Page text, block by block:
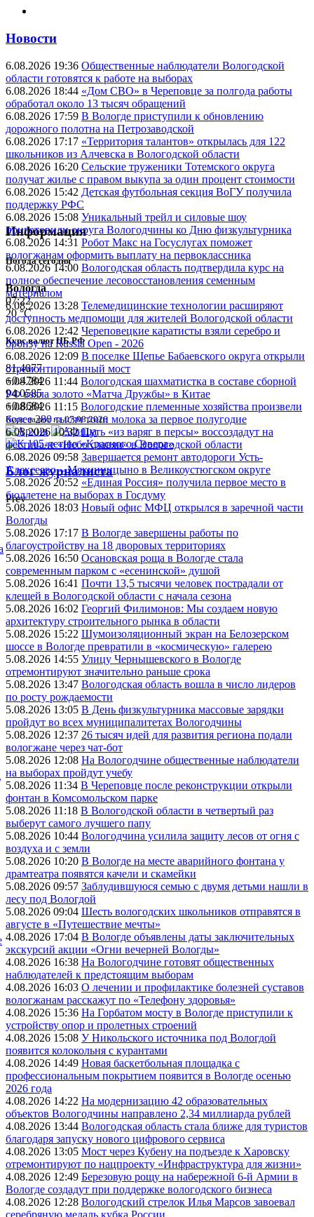
Новости
6.08.2026 19:36 Общественные наблюдатели Вологодской
области готовятся к работе на выборах
6.08.2026 18:44 «Дом СВО» в Череповце за полгода работы
обработал около 13 тысяч обращений
6.08.2026 17:59 В Вологде приступили к обновлению
дорожного полотна на Петрозаводской
6.08.2026 17:17 «Территория талантов» открылась для 122
школьников из Алчевска в Вологодской области
6.08.2026 16:20 Сельские труженики Тотемского округа
получат жилье с правом выкупа за один процент стоимости
6.08.2026 15:42 Детская футбольная секция ВоГУ получила
поддержку РФС
6.08.2026 15:08 Уникальный трейл и силовые шоу
приготовили округа Вологодчины ко Дню физкультурника
6.08.2026 14:31 Робот Макс на Госуслугах поможет
вологжанам оформить выплату на первоклассника
6.08.2026 14:00 Вологодская область подтвердила курс на
полное обеспечение лесовосстановления семенным
материалом
6.08.2026 13:28 Телемедицинские технологии расширяют
доступность медпомощи для жителей Вологодской области
6.08.2026 12:42 Череповецкие каратисты взяли серебро и
бронзу на Russia Open - 2026
6.08.2026 12:09 В поселке Щепье Бабаевского округа открыли
отремонтированный мост
6.08.2026 11:44 Вологодская шахматистка в составе сборной
РФ взяла золото «Матча Дружбы» в Китае
6.08.2026 11:15 Вологодские племенные хозяйства произвели
более 280 тысяч тонн молока за первое полугодие
6.08.2026 10:32 Путь «из варяг в персы» воссоздадут на
фестивале «Небо славян» в Вологодской области
6.08.2026 09:58 Завершается ремонт автодороги Усть-
Алексеево – Мякинницыно в Великоустюгском округе
5.08.2026 20:52 «Единая Россия» получила первое место в
бюллетене на выборах в Госдуму
5.08.2026 18:03 Новый офис МФЦ открылся в заречной части
Вологды
5.08.2026 17:17 В Вологде завершены работы по
благоустройству на 18 дворовых территориях
5.08.2026 16:50 Осановская роща в Вологде стала
современным парком с «есенинской» душой
5.08.2026 16:41 Почти 13,5 тысячи человек пострадали от
клещей в Вологодской области с начала сезона
5.08.2026 16:02 Георгий Филимонов: Мы создаем новую
архитектуру строительного рынка в области
5.08.2026 15:22 Шумоизоляционный экран на Белозерском
шоссе в Вологде превратили в «космическую» галерею
5.08.2026 14:55 Улицу Чернышевского в Вологде
отремонтируют значительно раньше срока
5.08.2026 13:47 Вологодская область вошла в число лидеров
по росту рождаемости
5.08.2026 13:05 В День физкультурника массовые зарядки
пройдут во всех муниципалитетах Вологодчины
5.08.2026 12:37 26 тысяч идей для развития региона подали
вологжане через чат-бот
5.08.2026 12:08 На Вологодчине общественные наблюдатели
на выборах пройдут учебу
5.08.2026 11:34 В Череповце после реконструкции открыли
фонтан в Комсомольском парке
5.08.2026 11:18 В Вологодской области в четвертый раз
выберут самого лучшего папу
5.08.2026 10:44 Вологодчина усилила защиту лесов от огня с
воздуха и с земли
5.08.2026 10:20 В Вологде на месте аварийного фонтана у
драмтеатра появятся качели и скамейки
5.08.2026 09:57 Заблудившуюся семью с двумя детьми нашли в
лесу под Вологдой
5.08.2026 09:04 Шесть вологодских школьников отправятся в
августе в «Путешествие мечты»
4.08.2026 17:04 В Вологде объявлены даты заключительных
экскурсий акции «Огни вечерней Вологды»
4.08.2026 16:38 На Вологодчине готовят общественных
наблюдателей к предстоящим выборам
4.08.2026 16:03 О лечении и профилактике болезней суставов
вологжанам расскажут по «Телефону здоровья»
4.08.2026 15:36 На Горбатом мосту в Вологде приступили к
устройству опор и пролетных строений
4.08.2026 15:08 У Никольского источника под Вологдой
появится колокольня с курантами
4.08.2026 14:49 Новая баскетбольная площадка с
профессиональным покрытием появится в Вологде осенью
2026 года
4.08.2026 14:22 На модернизацию 42 образовательных
объектов Вологодчины направлено 2,34 миллиарда рублей
4.08.2026 13:44 Вологодская область стала ближе для туристов
благодаря запуску нового цифрового сервиса
4.08.2026 13:05 Мост через Кубену на подъезде к Харовску
отремонтируют по нацпроекту «Инфраструктура для жизни»
4.08.2026 12:49 Березовую рощу на набережной 6-й Армии в
Вологде создадут при поддержке вологодского бизнеса
4.08.2026 12:28 Вологодский стрелок Илья Марсов завоевал
серебряную медаль кубка России
Информация
Погода сегодня
Вологда
07:22
20 °C
Курс валют ЦБ РФ
81.4077
+0.4784
94.0585
+0.8684
Курс валют на 07.08.2026
Блог журналиста
Prev